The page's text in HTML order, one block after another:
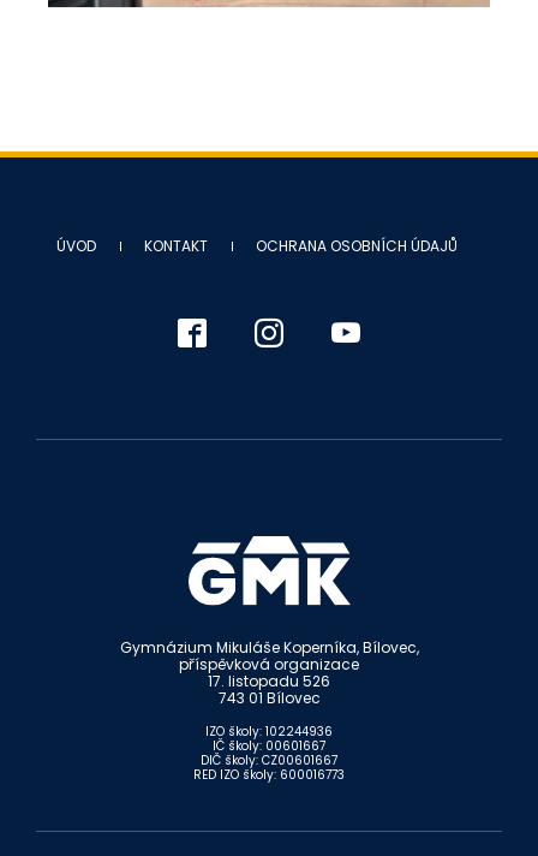
ÚVOD KONTAKT OCHRANA OSOBNÍCH ÚDAJŮ
Gymnázium Mikuláše Koperníka, Bílovec,
příspěvková organizace
17. listopadu 526
743 01 Bílovec
IZO školy: 102244936
IČ školy: 00601667
DIČ školy: CZ00601667
RED IZO školy: 600016773